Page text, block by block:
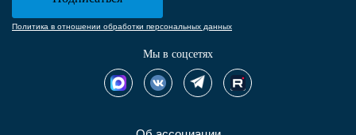
Политика в отношении обработки персональных данных
Мы в соцсетях